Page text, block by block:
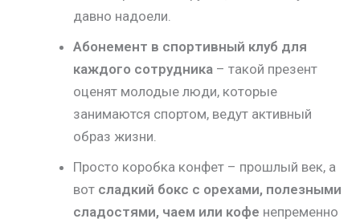
давно надоели.
Абонемент в спортивный клуб для
каждого сотрудника – такой презент
оценят молодые люди, которые
занимаются спортом, ведут активный
образ жизни.
Просто коробка конфет – прошлый век, а
вот сладкий бокс с орехами, полезными
сладостями, чаем или кофе непременно